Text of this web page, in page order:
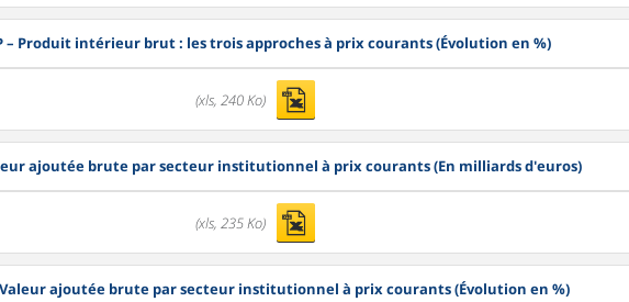
– Produit intérieur brut : les trois approches à prix courants (Évolution en %)
(xls, 240 Ko)
ajoutée brute par secteur institutionnel à prix courants (En milliards d'euros)
(xls, 235 Ko)
ajoutée brute par secteur institutionnel à prix courants (Évolution en %)